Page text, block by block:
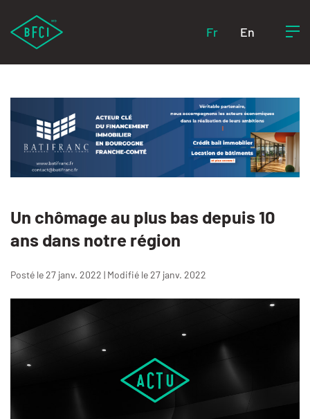
Fr En
Un chômage au plus bas depuis 10
ans dans notre région
Posté le 27 janv. 2022 | Modifié le 27 janv. 2022